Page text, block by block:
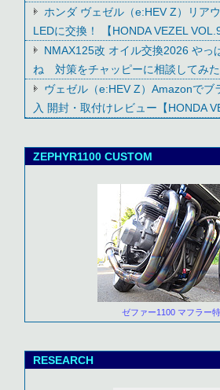
ホンダ ヴェゼル（e:HEV Z）リア
LEDに交換！ 【HONDA VEZEL
NMAX125改 オイル交換2026 やっ
ね 対策をチャッピーに相談してみた
ヴェゼル（e:HEV Z）Amazonでブ
入 開封・取付けレビュー【HONDA
ZEPHYR1100 CUSTOM
ゼファー1100 マフラー
RESEARCH